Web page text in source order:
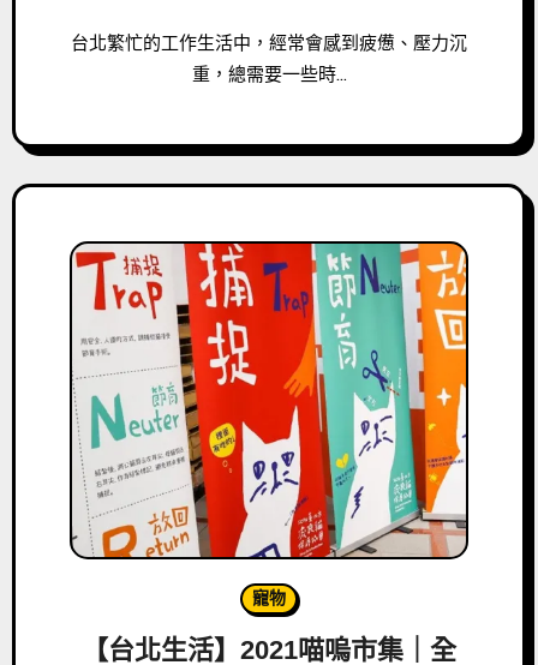
台北繁忙的工作生活中，經常會感到疲憊、壓力沉
重，總需要一些時…
寵物
【台北生活】2021喵嗚市集｜全